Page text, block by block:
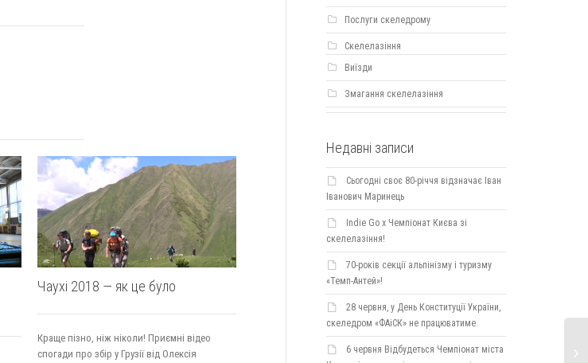
Чаухі 2018 — як це було
Краще пізно, ніж ніколи! Приємні відео
спогади про збір у Грузії від Олексія
Робота стенда НАУ на свята у
15,16,17 червня вихідні 28,29,30 червня
Ігоря Чаплинського!
Сьогодні день
Послуги скеледрому
Скелелазіння
Виїзди
Змагання скелелазіння
Недавні записи
Сьогодні своє 80-річчя відзначає Іван
Іванович Маринець
Indie Go х Чемпіонат Києва зі
скелелазіння!
70-років секції альпінізму і туризму
«Темп-Антей»!
28 червня, у День Конституції України,
скеледром «ФАіСК» не працюватиме.
6 червня Відбудеться Чемпіонат міста